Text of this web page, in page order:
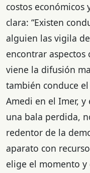
costos económicos
clara: “Existen
alguien las vigila
encontrar
viene la difusión
también conduce
Amedi en el Imer, y
una bala perdida,
redentor de la
aparato con
elige el momento